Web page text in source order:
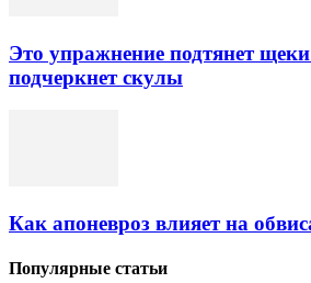
Это упражнение подтянет
подчеркнет скулы
Как апоневроз влияет на
Популярные статьи